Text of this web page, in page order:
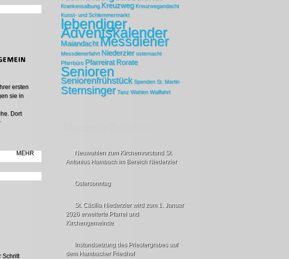
ersten
sie in
Dort
MEHR
Schritt
Krankensalbung Kreuzweg Kreuzwegandacht
Kunst- und Schlemmermarkt
lebendiger
Adventskalender
MaiandachtMessdiener
Messdienerfahrt Niederzier osternacht
Pfarrbüro Pfarreirat Rorate
Senioren
Seniorenfrühstück Spenden St. Martin
Sternsinger Tanz Wahlen Wallfahrt
Neuwahlen zum Kirchenvorstand St.
Antonius Hambach im Bereich Niederzier
Ostersonntag
St. Cäcilia Niederzier wird zum 1. Januar
2026 erweiterte Pfarrei und
Kirchengemeinde
Instandsetzung des Priestergrabes auf
dem Hambacher Friedhof